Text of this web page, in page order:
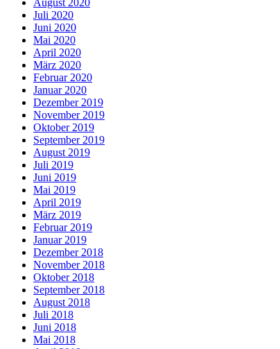
Juli 2020
Juni 2020
Mai 2020
April 2020
März 2020
Februar 2020
Januar 2020
Dezember 2019
November 2019
Oktober 2019
September 2019
August 2019
Juli 2019
Juni 2019
Mai 2019
April 2019
März 2019
Februar 2019
Januar 2019
Dezember 2018
November 2018
Oktober 2018
September 2018
August 2018
Juli 2018
Juni 2018
Mai 2018